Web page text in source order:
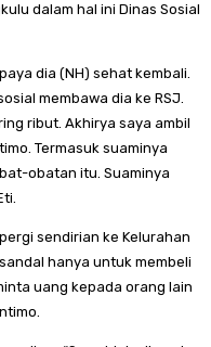
dalam hal ini Dinas Sosial
dia (NH) sehat kembali.
membawa dia ke RSJ.
ribut. Akhirya saya ambil
Termasuk suaminya
obatan itu. Suaminya
sendirian ke Kelurahan
hanya untuk membeli
uang kepada orang lain